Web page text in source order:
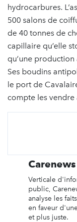
hydrocarbures.
500 salons de
de 40 tonnes de
capillaire qu’elle
qu’une production
Ses boudins
le port de
compte les
Verticale
public,
analyse les
en faveur
et plus juste.